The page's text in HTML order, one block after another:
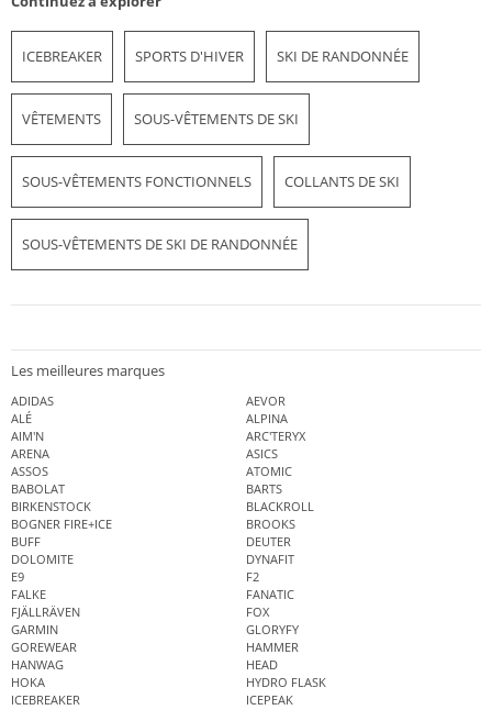
ICEBREAKER SPORTS D'HIVER SKI DE RANDONNÉE
VÊTEMENTS SOUS-VÊTEMENTS DE SKI
SOUS-VÊTEMENTS FONCTIONNELS COLLANTS DE SKI
SOUS-VÊTEMENTS DE SKI DE RANDONNÉE
Les meilleures marques
ADIDAS
AEVOR
ALÉ
ALPINA
AIM'N
ARC'TERYX
ARENA
ASICS
ASSOS
ATOMIC
BABOLAT
BARTS
BIRKENSTOCK
BLACKROLL
BOGNER FIRE+ICE
BROOKS
BUFF
DEUTER
DOLOMITE
DYNAFIT
E9
F2
FALKE
FANATIC
FJÄLLRÄVEN
FOX
GARMIN
GLORYFY
GOREWEAR
HAMMER
HANWAG
HEAD
HOKA
HYDRO FLASK
ICEBREAKER
ICEPEAK